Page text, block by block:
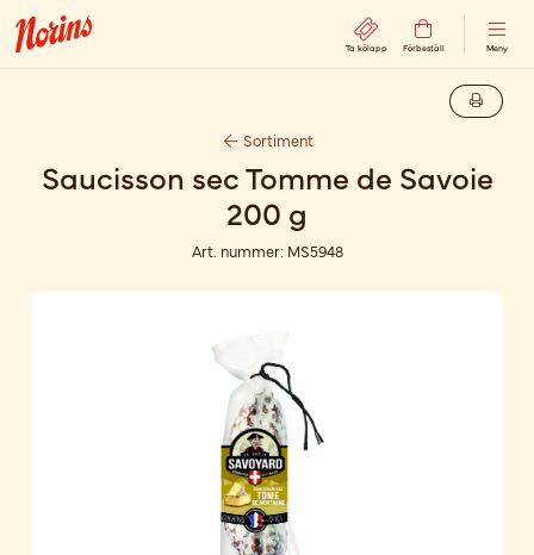
Ta kölapp Förbeställ Meny
Sortiment
Saucisson sec Tomme de Savoie
200 g
Art. nummer: MS5948